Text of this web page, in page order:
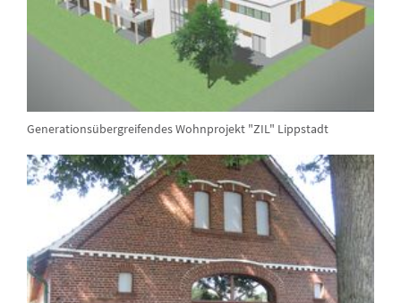
Generationsübergreifendes Wohnprojekt "ZIL" Lippstadt